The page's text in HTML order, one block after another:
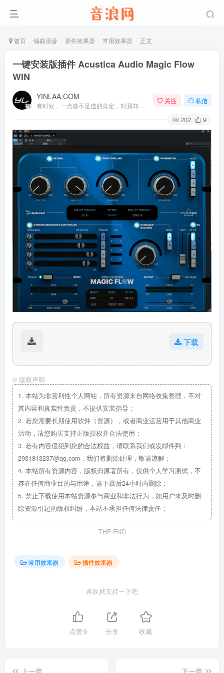
首页 编曲混音 插件效果器 常用效果器 正文
一键安装版插件 Acustica Audio Magic Flow
WIN
YINLAA.COM 关注 私信
202 9
下载
© 版权声明
1. 本站为非营利性个人网站，所有资源来自网络收集整理，不对
其内容和真实性负责，不提供安装指导；
2. 若您需要长期使用软件（资源），或者商业运营用于其他商业
活动，请您购买支持正版授权并合法使用；
3. 若有内容侵犯到您的合法权益，请联系我们或发邮件到：
2931813237@qq.com，我们将删除处理，敬请谅解；
4. 本站所有资源内容，版权归原著所有，仅供个人学习测试，不
存在任何商业目的与用途，请下载后24小时内删除；
5. 禁止下载使用本站资源参与商业和非法行为，如用户未及时删
除资源引起的版权纠纷，本站不承担任何法律责任；
THE END
常用效果器 插件效果器
喜欢就支持一下吧
点赞9 分享 收藏
上一篇 下一篇